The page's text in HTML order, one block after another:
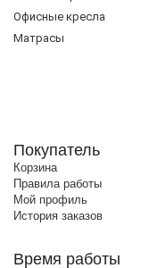
Офисные кресла
Матрасы
Покупатель
Корзина
Правила работы
Мой профиль
История заказов
Время работы